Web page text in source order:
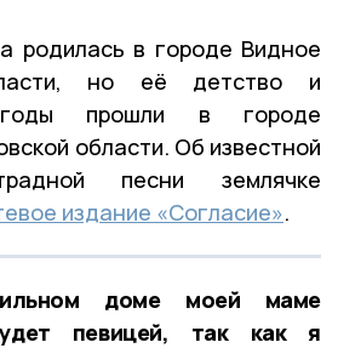
родилась в городе Видное
но её детство и
годы прошли в городе
области. Об известной
песни землячке
издание «Согласие».
доме моей маме
певицей, так как я